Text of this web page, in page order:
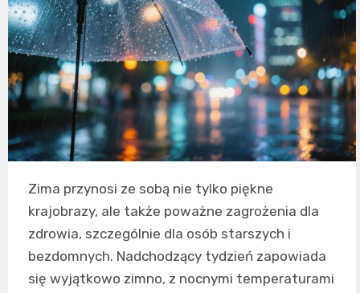
Zima przynosi ze sobą nie tylko piękne
krajobrazy, ale także poważne zagrożenia dla
zdrowia, szczególnie dla osób starszych i
bezdomnych. Nadchodzący tydzień zapowiada
się wyjątkowo zimno, z nocnymi temperaturami